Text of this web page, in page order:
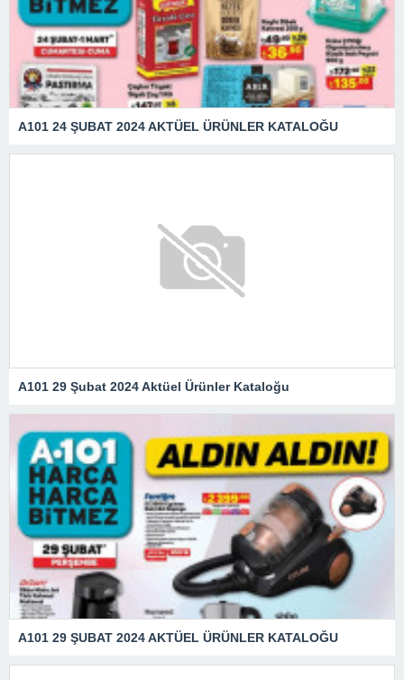
A101 24 ŞUBAT 2024 AKTÜEL ÜRÜNLER KATALOĞU
A101 29 Şubat 2024 Aktüel Ürünler Kataloğu
A101 29 ŞUBAT 2024 AKTÜEL ÜRÜNLER KATALOĞU